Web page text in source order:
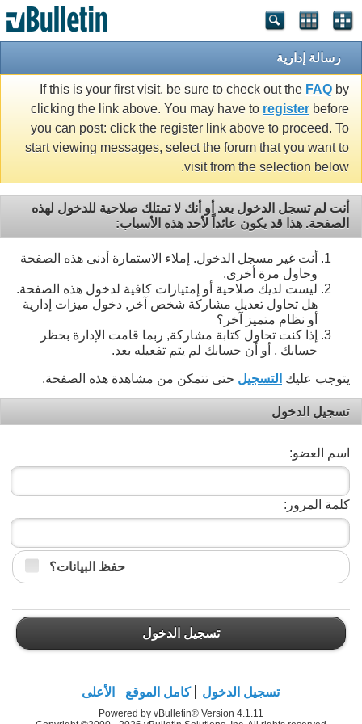
رسالة إدارية
If this is your first visit, be sure to check out the FAQ by
clicking the link above. You may have to register before
you can post: click the register link above to proceed. To
start viewing messages, select the forum that you want to
visit from the selection below.
أنت لم تسجل الدخول بعد أو أنك لا تمتلك صلاحية للدخول لهذه
الصفحة. هذا قد يكون عائداً لأحد هذه الأسباب:
أنت غير مسجل الدخول. إملاء الاستمارة أدنى هذه الصفحة
وحاول مرة أخرى.
ليست لديك صلاحية أو إمتيازات كافية لدخول هذه الصفحة.
هل تحاول تعديل مشاركة شخص آخر, دخول ميزات إدارية
أو نظام متميز آخر؟
إذا كنت تحاول كتابة مشاركة, ربما قامت الإدارة بحظر
حسابك , أو أن حسابك لم يتم تفعيله بعد.
يتوجب عليك التسجيل حتى تتمكن من مشاهدة هذه الصفحة.
تسجيل الدخول
اسم العضو:
كلمة المرور:
حفظ البيانات؟
تسجيل الدخول
تسجيل الدخول كامل الموقع الأعلى
Powered by vBulletin® Version 4.1.11